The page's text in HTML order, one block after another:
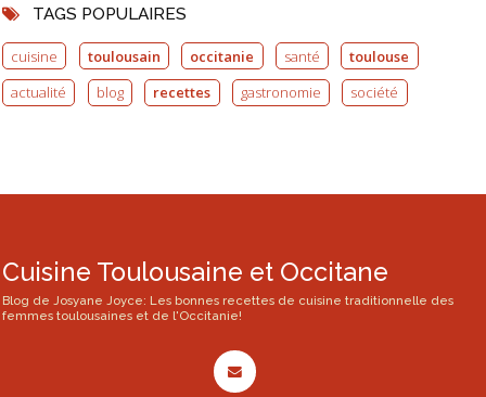
TAGS POPULAIRES
cuisine toulousain occitanie santé
toulouse
actualité
blog recettes gastronomie société
Cuisine Toulousaine et Occitane
Blog de Josyane Joyce: Les bonnes recettes de cuisine traditionnelle des
femmes toulousaines et de l'Occitanie!